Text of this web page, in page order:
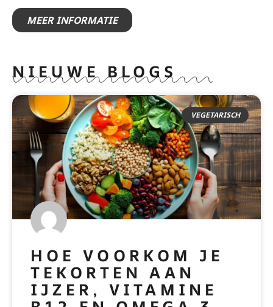
MEER INFORMATIE
NIEUWE BLOGS
VEGETARISCH
HOE VOORKOM JE
TEKORTEN AAN
IJZER, VITAMINE